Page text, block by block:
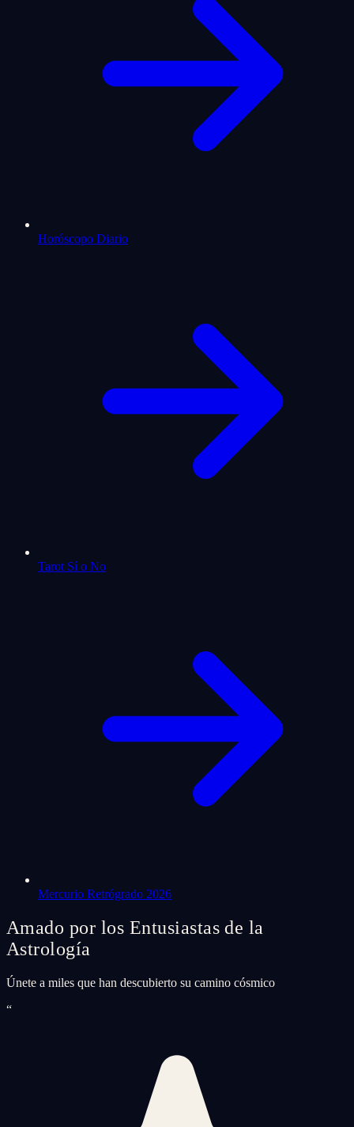
Horóscopo Diario
Tarot Sí o No
Mercurio Retrógrado 2026
Amado por los Entusiastas de la
Astrología
Únete a miles que han descubierto su camino cósmico
“